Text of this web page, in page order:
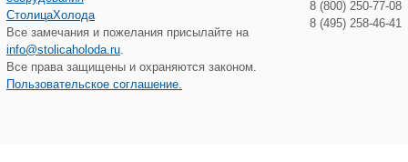
СтолицаХолода
Все замечания и пожелания присылайте на
info@stolicaholoda.ru
Все права защищены и охраняются законом.
Пользовательское соглашение.
8 (800) 250-77-08
8 (495) 258-46-41